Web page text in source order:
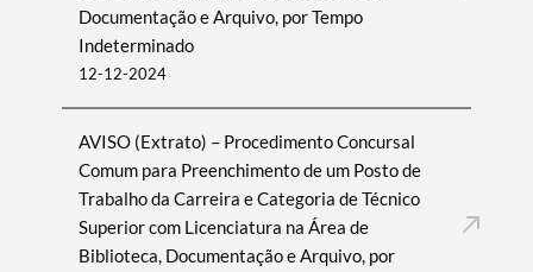
Documentação e Arquivo, por Tempo
Indeterminado
12-12-2024
AVISO (Extrato) – Procedimento Concursal
Comum para Preenchimento de um Posto de
Trabalho da Carreira e Categoria de Técnico
Superior com Licenciatura na Área de
Biblioteca, Documentação e Arquivo, por